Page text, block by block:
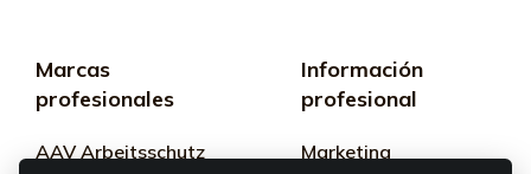
Marcas
profesionales
AAV Arbeitsschutz
Información
profesional
Marketing